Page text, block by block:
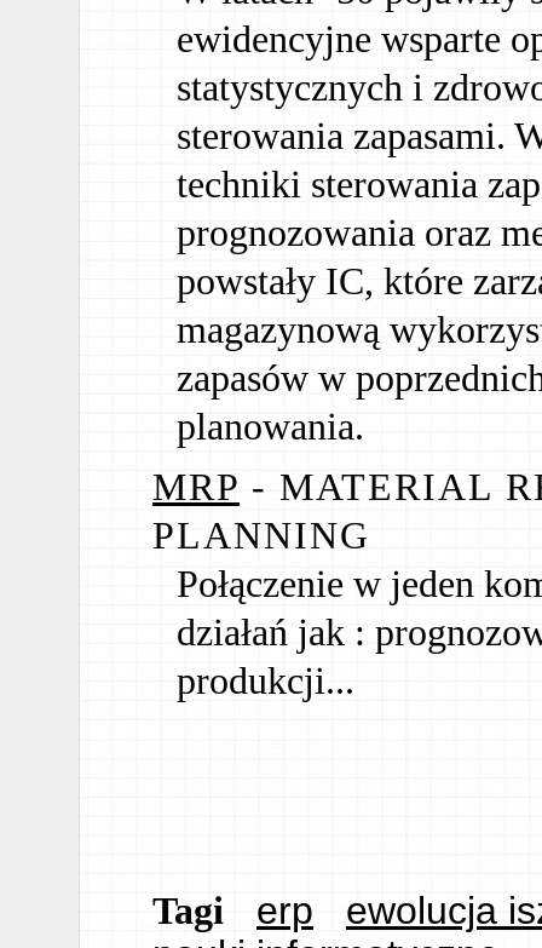
ewidencyjne wsparte
statystycznych i
sterowania zapasami.
techniki sterowania
prognozowania oraz
powstały IC, które
magazynową
zapasów w
planowania.
MRP - MATERIAL
PLANNING
Połączenie w jeden
działań jak :
produkcji...
Tagi erp
ewolucja